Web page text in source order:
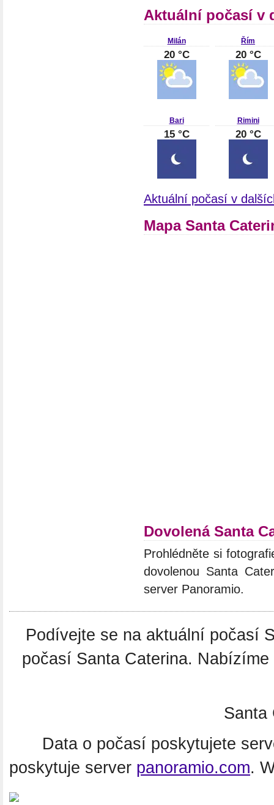
Aktuální počasí v
Milán
20 °C
Řím
20 °C
Bari
15 °C
Rimini
20 °C
Aktuální počasí v
Mapa Santa
Dovolená Santa
Prohlédněte si
dovolenou Santa
server Panoramio.
Podívejte se na aktuální počasí
počasí Santa Caterina.
Santa
Data o počasí poskytujete
poskytuje server panoramio.com.